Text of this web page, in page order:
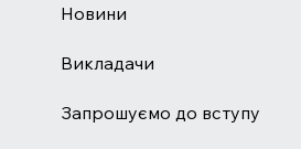
Новини
Викладачи
Запрошуємо до вступу